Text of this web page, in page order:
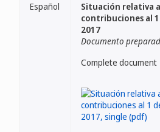
Español
Situación relativa
contribuciones al
2017
Documento
Complete document